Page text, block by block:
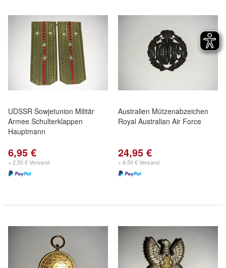
UDSSR Sowjetunion Militär
Armee Schulterklappen
Hauptmann
6,95 €
+ 2,50 € Versand
Australien Mützenabzeichen
Royal Australian Air Force
24,95 €
+ 6,50 € Versand